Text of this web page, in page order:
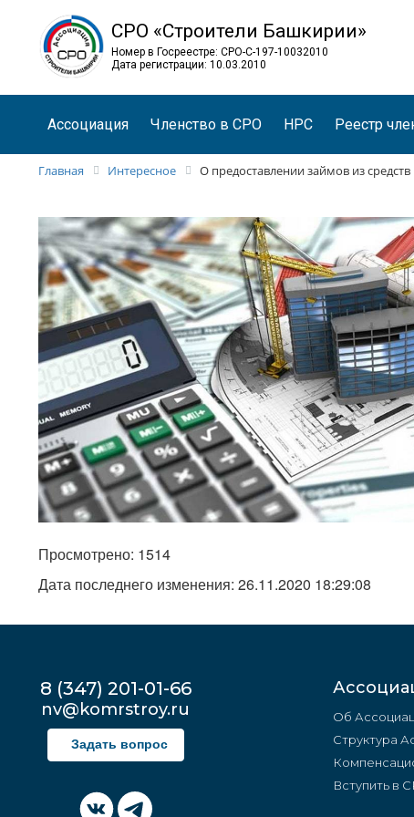
СРО «Строители Башкирии»
Номер в Госреестре: СРО-С-197-10032010
Дата регистрации: 10.03.2010
Ассоциация Членство в СРО НРС Реестр
Главная Интересное О предоставлении займов из
Просмотрено: 1514
Дата последнего изменения: 26.11.2020 18:29:08
8 (347) 201-01-66
nv@komrstroy.ru
Задать вопрос
Об
Структура
Вступить в